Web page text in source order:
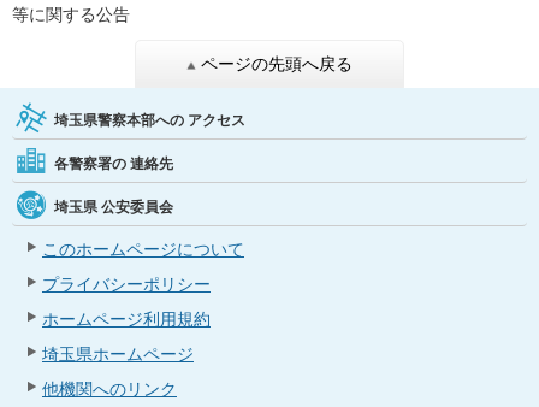
等に関する公告
ページの先頭へ戻る
埼玉県警察本部への アクセス
各警察署の 連絡先
埼玉県 公安委員会
このホームページについて
プライバシーポリシー
ホームページ利用規約
埼玉県ホームページ
他機関へのリンク